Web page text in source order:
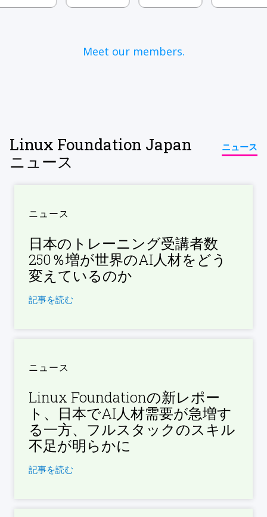
Meet our members.
Linux Foundation Japan
ニュース
ニュース
ニュース
日本のトレーニング受講者数
250％増が世界のAI人材をどう
変えているのか
記事を読む
ニュース
Linux Foundationの新レポー
ト、日本でAI人材需要が急増す
る一方、フルスタックのスキル
不足が明らかに
記事を読む